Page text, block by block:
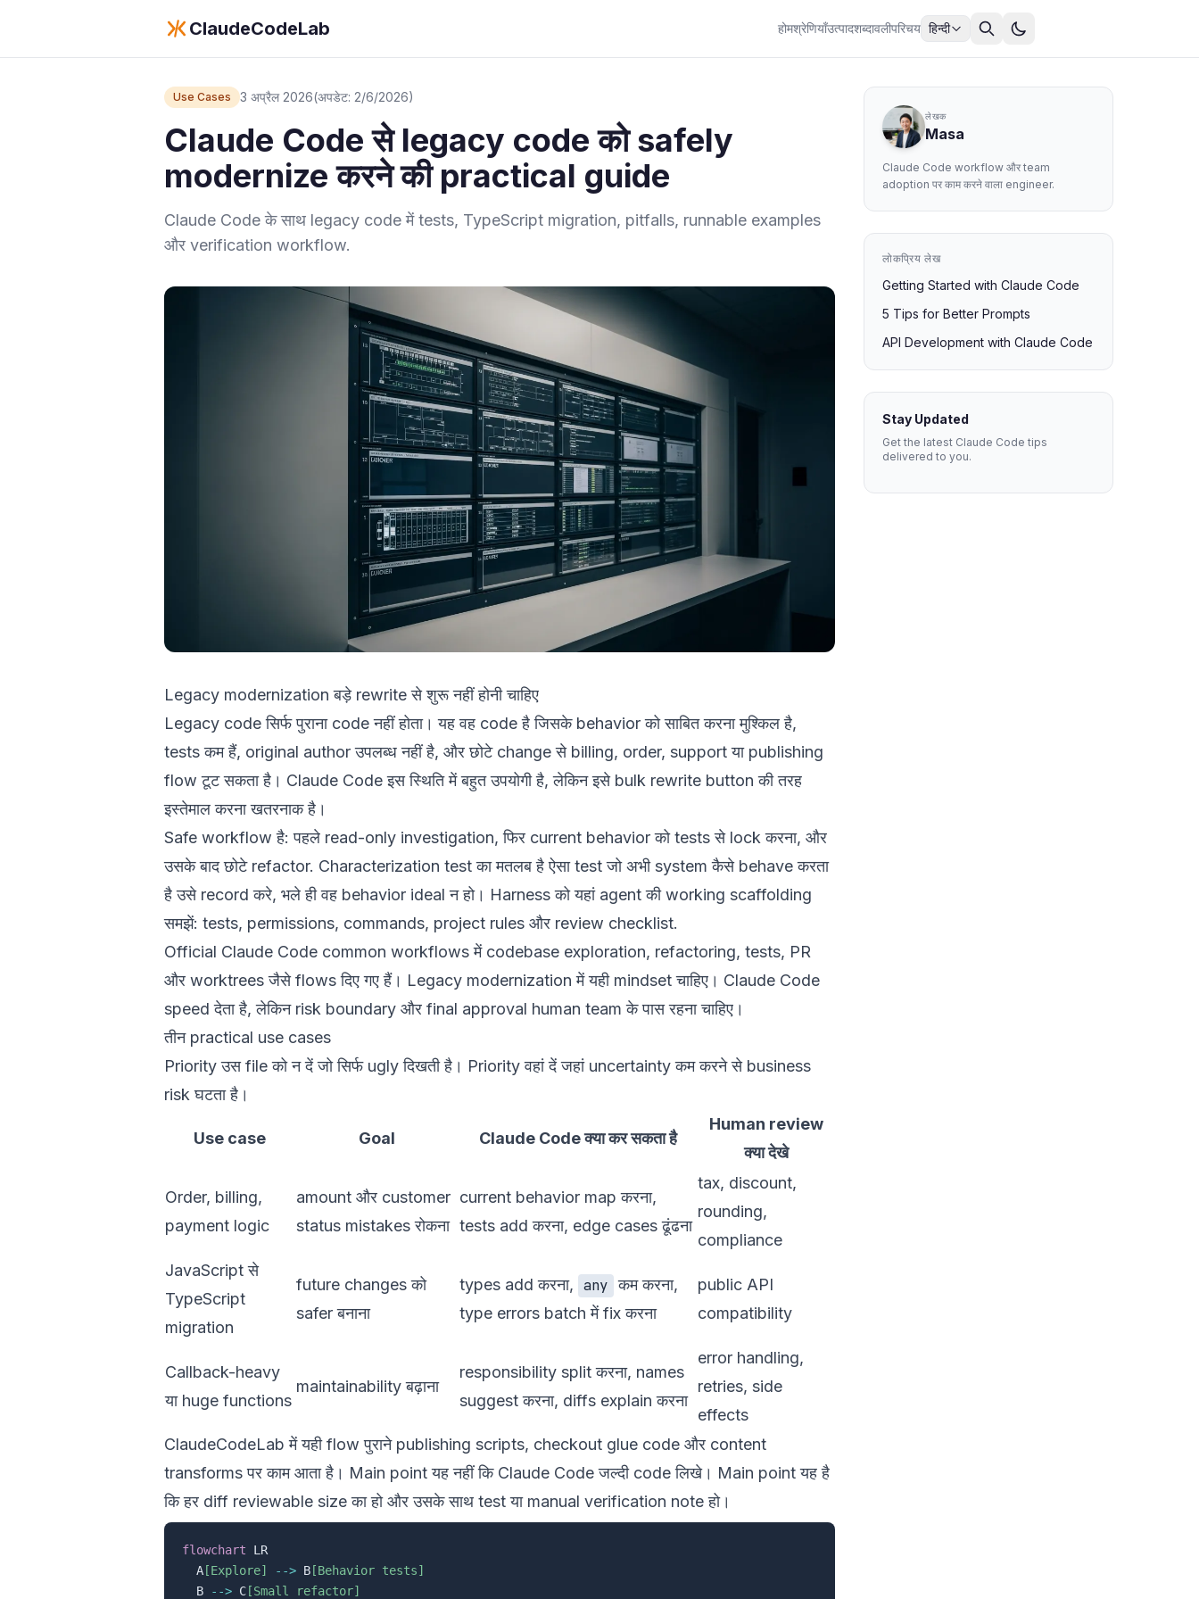
ClaudeCodeLab होमश्रेणियाँउत्पादशब्दावलीपरिचय हिन्दी
Use Cases 3 अप्रैल 2026(अपडेट: 2/6/2026)
Claude Code से legacy code को safely
modernize करने की practical guide
Claude Code के साथ legacy code में tests, TypeScript migration, pitfalls, runnable examples
और verification workflow.
Legacy modernization बड़े rewrite से शुरू नहीं होनी चाहिए
Legacy code सिर्फ पुराना code नहीं होता। यह वह code है जिसके behavior को साबित करना मुश्किल है,
tests कम हैं, original author उपलब्ध नहीं है, और छोटे change से billing, order, support या publishing
flow टूट सकता है। Claude Code इस स्थिति में बहुत उपयोगी है, लेकिन इसे bulk rewrite button की तरह
इस्तेमाल करना खतरनाक है।
Safe workflow है: पहले read-only investigation, फिर current behavior को tests से lock करना, और
उसके बाद छोटे refactor. Characterization test का मतलब है ऐसा test जो अभी system कैसे behave करता
है उसे record करे, भले ही वह behavior ideal न हो। Harness को यहां agent की working scaffolding
समझें: tests, permissions, commands, project rules और review checklist.
Official Claude Code common workflowsमें codebase exploration, refactoring, tests, PR
और worktrees जैसे flows दिए गए हैं। Legacy modernization में यही mindset चाहिए। Claude Code
speed देता है, लेकिन risk boundary और final approval human team के पास रहना चाहिए।
तीन practical use cases
Priority उस file को न दें जो सिर्फ ugly दिखती है। Priority वहां दें जहां uncertainty कम करने से business
risk घटता है।
Use case Goal Claude Code क्या कर सकता है
Human review
क्या देखे
Order, billing,
payment logic
amount और customer
status mistakes रोकना
current behavior map करना,
tests add करना, edge cases ढूंढना
tax, discount,
rounding,
compliance
JavaScript से
TypeScript
migration
future changes को
safer बनाना
types add करना, any कम करना,
type errors batch में fix करना
public API
compatibility
Callback-heavy
या huge functions
maintainability बढ़ाना
responsibility split करना, names
suggest करना, diffs explain करना
error handling,
retries, side
effects
ClaudeCodeLab में यही flow पुराने publishing scripts, checkout glue code और content
transforms पर काम आता है। Main point यह नहीं कि Claude Code जल्दी code लिखे। Main point यह है
कि हर diff reviewable size का हो और उसके साथ test या manual verification note हो।
flowchart LR
  A
[Explore] --> B [Behavior tests]
  B
--> C [Small refactor]
लेखक
Masa
Claude Code workflow और team
adoption पर काम करने वाला engineer.
लोकप्रिय लेख
Getting Started with Claude Code
5 Tips for Better Prompts
API Development with Claude Code
Stay Updated
Get the latest Claude Code tips
delivered to you.